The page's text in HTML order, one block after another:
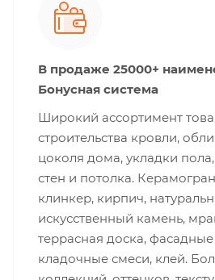
В продаже 25000+
Бонусная система
Широкий ассортимент
строительства кровли,
цоколя дома, укладки
стен и потолка.
клинкер, кирпич,
искусственный камень,
террасная доска,
кладочные смеси, клей.